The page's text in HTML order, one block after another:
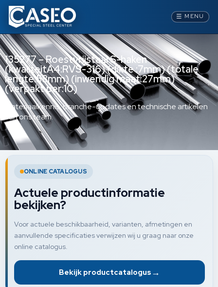
☰ MENU
135277 – Roestvrijstaal S-haken
(kwaliteitA4:RVS-316) (dikte :7mm) (totale
lengte:58mm) (inwendig maat:27mm)
(verpakt per:10)
Materiaalkennis, branche-updates en technische artikelen
van ons team.
ONLINE CATALOGUS
Actuele productinformatie
bekijken?
Voor actuele beschikbaarheid, varianten, afmetingen en
aanvullende specificaties verwijzen wij u graag naar onze
online catalogus.
Bekijk productcatalogus →